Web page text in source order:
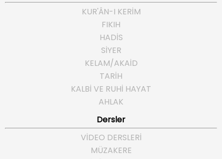
KUR'ÂN-I KERİM
FIKIH
HADİS
SİYER
KELAM/AKAİD
TARİH
KALBİ VE RUHİ HAYAT
AHLAK
Dersler
VİDEO DERSLERİ
MÜZAKERE